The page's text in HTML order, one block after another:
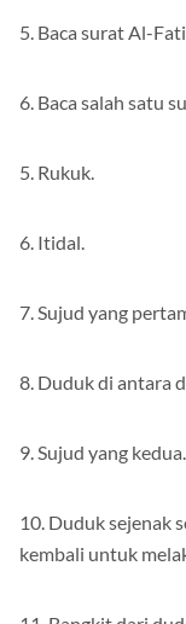
5. Baca surat Al-
6. Baca salah satu
5. Rukuk.
6. Itidal.
7. Sujud yang
8. Duduk di antara
9. Sujud yang kedua.
10. Duduk sejenak
kembali untuk